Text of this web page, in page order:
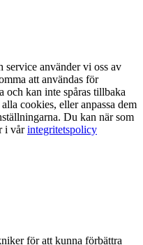
service använder vi oss av
att användas för
och kan inte spåras tillbaka
cookies, eller anpassa dem
Du kan när som
i vårintegritetspolicy
för att kunna förbättra